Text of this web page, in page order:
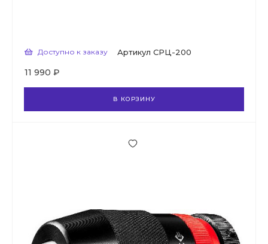
Доступно к заказу Артикул СРЦ-200
11 990 ₽
В КОРЗИНУ